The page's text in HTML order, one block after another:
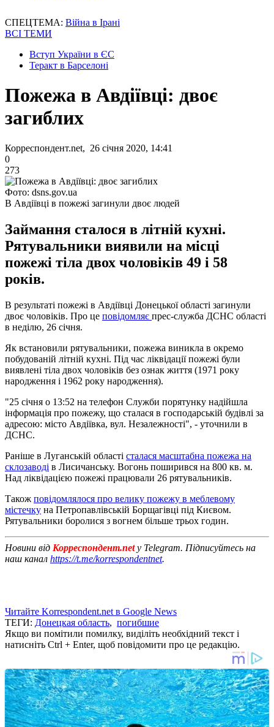
СПЕЦТЕМА: Війна в Ірані
ВСІ ТЕМИ
Вступ України в ЄС
Теракт в Барселоні
Пожежа в Авдіївці: двоє
загиблих
Корреспондент.net, 26 січня 2020, 14:41
0
273
Фото: dsns.gov.ua
В Авдіївці в пожежі загинули двоє людей
Займання сталося в літній кухні.
Рятувальники виявили на місці
пожежі тіла двох чоловіків 49 і 58
років.
В результаті пожежі в Авдіївці Донецької області загинули
двоє чоловіків. Про це повідомляє прес-служба ДСНС області
в неділю, 26 січня.
Як встановили рятувальники, пожежа виникла в окремо
побудованій літній кухні. Під час ліквідації пожежі були
виявлені тіла двох чоловіків без ознак життя (1971 року
народження і 1962 року народження).
"25 січня о 13:52 на телефон Служби порятунку надійшла
інформація про пожежу, що сталася в господарській будівлі за
адресою: місто Авдіївка, вул. Незалежності", - уточнили в
ДСНС.
Раніше в Луганській області сталася масштабна пожежа на
склозаводі в Лисичанську. Вогонь поширився на 800 кв. м.
Над ліквідацією пожежі працювали 26 рятувальників.
Також повідомлялося про велику пожежу в меблевому
містечку на Петропавлівській Борщагівці під Києвом.
Рятувальники боролися з вогнем більше трьох годин.
Новини від Корреспондент.net у Telegram. Підписуйтесь на
наш канал https://t.me/korrespondentnet.
Читайте Korrespondent.net в Google News
ТЕГИ: Донецкая область, погибшие
Якщо ви помітили помилку, виділіть необхідний текст і
натисніть Ctrl + Enter, щоб повідомити про це редакцію.